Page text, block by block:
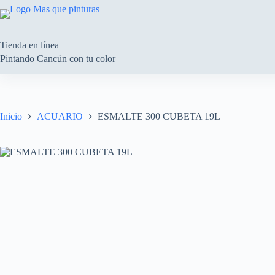
Saltar
al
Tienda en línea
Pintando Cancún con tu color
Inicio ACUARIO ESMALTE 300 CUBETA 19L